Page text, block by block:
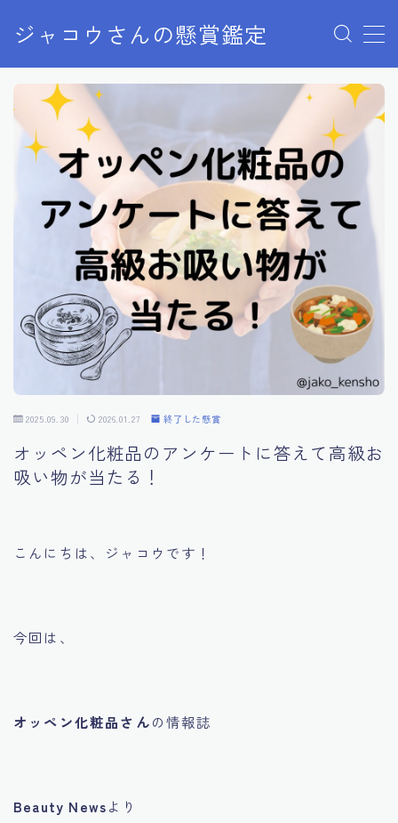
ジャコウさんの懸賞鑑定
MENU
クローズドキャンペーン
ディズニー懸賞
ユニバ懸賞
商品購入
当選報告
終了した懸賞
プライバシーポリシー
利用規約／特定商取引法に基づく表記
2025.09.30 2026.01.27 終了した懸賞
オッペン化粧品のアンケートに答えて高級お
吸い物が当たる！
こんにちは、ジャコウです！
今回は、
オッペン化粧品さんの情報誌
Beauty Newsより